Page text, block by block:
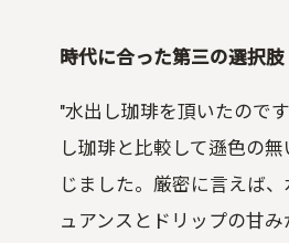
時代に合った第三の選択肢
"水出し珈琲を頂いたので
し珈琲と比較して遜色の
じました。厳密に言えば
ュアンスとドリップの甘